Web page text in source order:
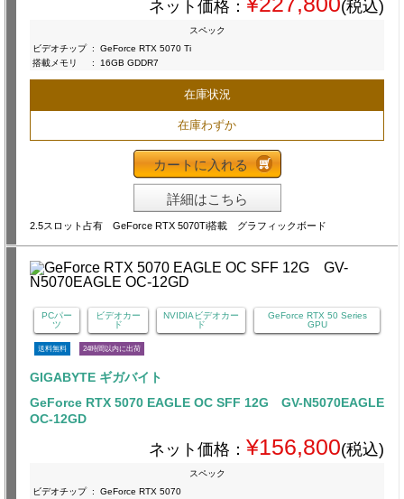
ネット価格： (税込)
スペック
ビデオチップ :
GeForce RTX 5070 Ti
搭載メモリ
: 16GB GDDR7
在庫状況
在庫わずか
カートに入れる
詳細はこちら
2.5スロット占有 GeForce RTX 5070Ti搭載 グラフィックボード
PCパー
ツ
ビデオカー
ド
NVIDIAビデオカー
ド
GeForce RTX 50 Series
GPU
送料無料 24時間以内に出荷
GIGABYTE ギガバイト
GeForce RTX 5070 EAGLE OC SFF 12G GV-N5070EAGLE
OC-12GD
ネット価格： ¥156,800(税込)
スペック
ビデオチップ :
GeForce RTX 5070